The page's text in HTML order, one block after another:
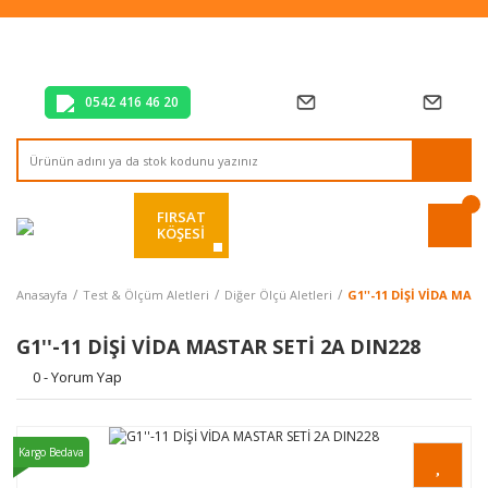
Tüm Alışverişlerde Vade Farksız 2 Taksit!
0542 416 46 20
FIRSAT
KÖŞESİ
Anasayfa Test & Ölçüm Aletleri Diğer Ölçü Aletleri G1''-11 DİŞİ VİDA
G1''-11 DİŞİ VİDA MASTAR SETİ 2A DIN228
0 - Yorum Yap
Kargo Bedava